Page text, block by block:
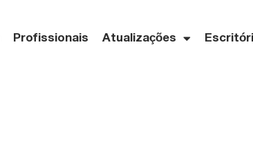
Profissionais Atualizações